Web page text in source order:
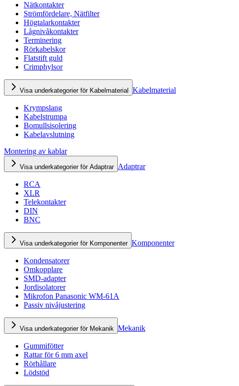
Nätkontakter
Strömfördelare, Nätfilter
Högtalarkontakter
Lågnivåkontakter
Terminering
Rörkabelskor
Flatstift guld
Crimphylsor
Visa underkategorier för Kabelmaterial Kabelmaterial
Krympslang
Kabelstrumpa
Bomullsisolering
Kabelavslutning
Montering av kablar
Visa underkategorier för Adaptrar Adaptrar
RCA
XLR
Telekontakter
DIN
BNC
Visa underkategorier för Komponenter Komponenter
Kondensatorer
Omkopplare
SMD-adapter
Jordisolatorer
Mikrofon Panasonic WM-61A
Passiv nivåjustering
Visa underkategorier för Mekanik Mekanik
Gummifötter
Rattar för 6 mm axel
Rörhållare
Lödstöd